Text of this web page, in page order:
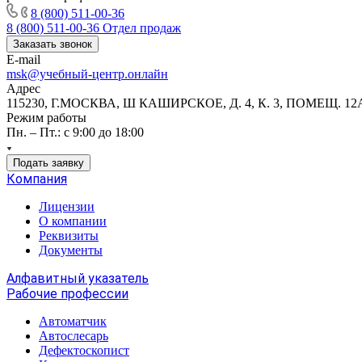
8 (800) 511-00-36
8 (800) 511-00-36 Отдел продаж
Заказать звонок
E-mail
msk@учебный-центр.онлайн
Адрес
115230, Г.МОСКВА, Ш КАШИРСКОЕ, Д. 4, К. 3, ПОМЕЩ.
Режим работы
Пн. – Пт.: с 9:00 до 18:00
Подать заявку
Компания
Лицензии
О компании
Реквизиты
Документы
Алфавитный указатель
Рабочие профессии
Автоматчик
Автослесарь
Дефектоскопист